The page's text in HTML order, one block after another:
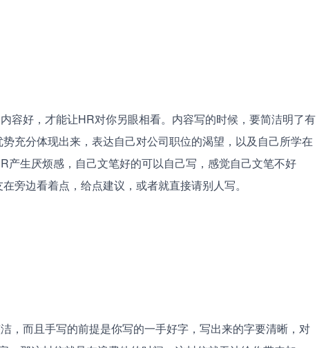
充分体现出来，表达自己对公司职位的渴望，以及自己所学在
产生厌烦感，自己文笔好的可以自己写，感觉自己文笔不好
旁边看着点，给点建议，或者就直接请别人写。